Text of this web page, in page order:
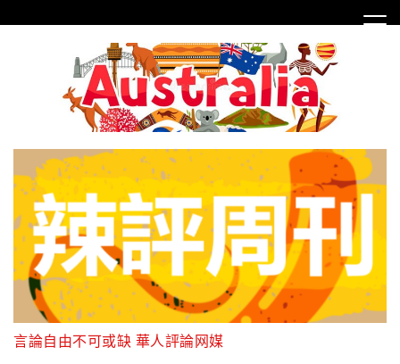
to
言論自由不可或缺 華人評論网媒